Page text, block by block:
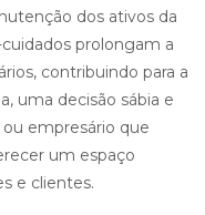
dos ativos da
prolongam a
contribuindo para a
uma decisão sábia e
empresário que
um espaço
e clientes.